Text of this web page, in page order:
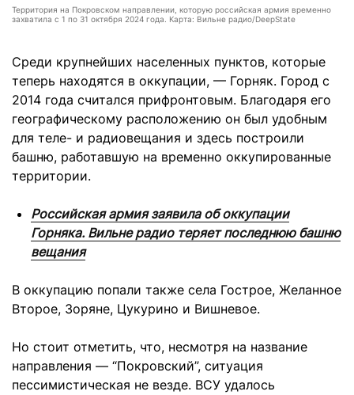
Территория на Покровском направлении, которую российская армия временно
захватила с 1 по 31 октября 2024 года. Карта: Вильне радио/DeepState
Среди крупнейших населенных пунктов, которые
теперь находятся в оккупации, — Горняк. Город с
2014 года считался прифронтовым. Благодаря его
географическому расположению он был удобным
для теле- и радиовещания и здесь построили
башню, работавшую на временно оккупированные
территории.
Российская армия заявила об оккупации
Горняка. Вильне радио теряет последнюю башню
вещания
В оккупацию попали также села Гострое, Желанное
Второе, Зоряне, Цукурино и Вишневое.
Но стоит отметить, что, несмотря на название
направления — “Покровский”, ситуация
пессимистическая не везде. ВСУ удалось